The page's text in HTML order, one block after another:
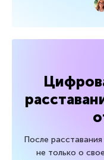
После
не только о